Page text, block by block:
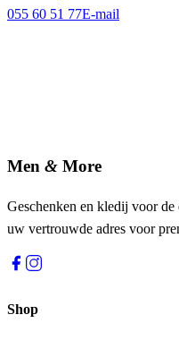
055 60 51 77E-mail
Men & More
Geschenken en kledij voor
uw vertrouwde adres voor
Shop